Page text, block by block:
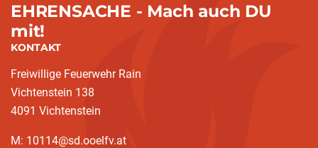
EHRENSACHE - Mach auch DU
mit!
KONTAKT
Freiwillige Feuerwehr Rain
Vichtenstein 138
4091 Vichtenstein
M: 10114@sd.ooelfv.at